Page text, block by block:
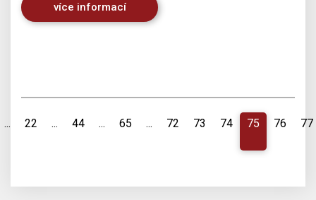
více informací
... 22 ... 44 ... 65 ... 72 73 74 75 76 77